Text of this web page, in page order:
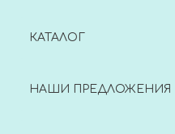
КАТАЛОГ
НАШИ ПРЕДЛОЖЕНИЯ